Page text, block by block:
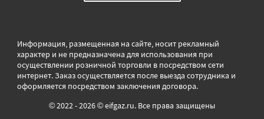
Информация, размещенная на сайте, носит рекламный
характер и не предназначена для использования при
осуществлении розничной торговли в посредством сети
интернет. Заказ осуществляется после выезда сотрудника и
оформляется посредством заключения договора.
© 2022 - 2026 © eifgaz.ru. Все права защищены